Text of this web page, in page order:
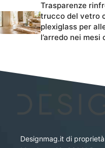
Trasparenze
trucco del vetro
plexiglass per
l’arredo nei mesi
Designmag.it di